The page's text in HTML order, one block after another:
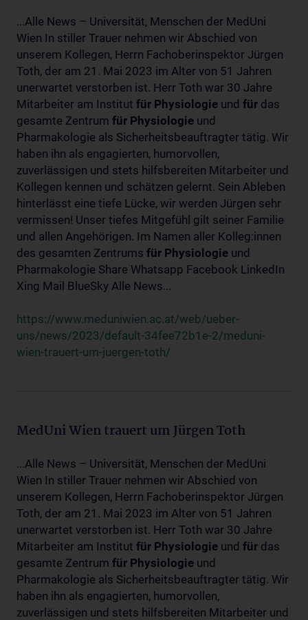
...Alle News – Universität, Menschen der MedUni
Wien In stiller Trauer nehmen wir Abschied von
unserem Kollegen, Herrn Fachoberinspektor Jürgen
Toth, der am 21. Mai 2023 im Alter von 51 Jahren
unerwartet verstorben ist. Herr Toth war 30 Jahre
Mitarbeiter am Institut für Physiologie und für das
gesamte Zentrum für Physiologie und
Pharmakologie als Sicherheitsbeauftragter tätig. Wir
haben ihn als engagierten, humorvollen,
zuverlässigen und stets hilfsbereiten Mitarbeiter und
Kollegen kennen und schätzen gelernt. Sein Ableben
hinterlässt eine tiefe Lücke, wir werden Jürgen sehr
vermissen! Unser tiefes Mitgefühl gilt seiner Familie
und allen Angehörigen. Im Namen aller Kolleg:innen
des gesamten Zentrums für Physiologie und
Pharmakologie Share Whatsapp Facebook LinkedIn
Xing Mail BlueSky Alle News...
https://www.meduniwien.ac.at/web/ueber-
uns/news/2023/default-34fee72b1e-2/meduni-
wien-trauert-um-juergen-toth/
MedUni Wien trauert um Jürgen Toth
...Alle News – Universität, Menschen der MedUni
Wien In stiller Trauer nehmen wir Abschied von
unserem Kollegen, Herrn Fachoberinspektor Jürgen
Toth, der am 21. Mai 2023 im Alter von 51 Jahren
unerwartet verstorben ist. Herr Toth war 30 Jahre
Mitarbeiter am Institut für Physiologie und für das
gesamte Zentrum für Physiologie und
Pharmakologie als Sicherheitsbeauftragter tätig. Wir
haben ihn als engagierten, humorvollen,
zuverlässigen und stets hilfsbereiten Mitarbeiter und